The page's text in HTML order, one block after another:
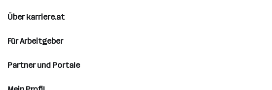
Über karriere.at
Für Arbeitgeber
Partner und Portale